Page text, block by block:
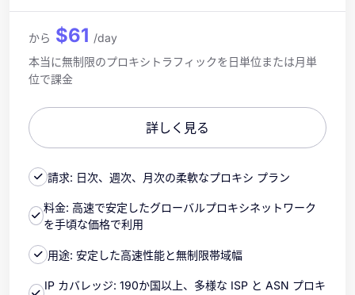
から $61 /day
本当に無制限のプロキシトラフィックを日単位または月単
位で課金
詳しく見る
請求: 日次、週次、月次の柔軟なプロキシ プラン
料金: 高速で安定したグローバルプロキシネットワーク
を手頃な価格で利用
用途: 安定した高速性能と無制限帯域幅
IP カバレッジ: 190か国以上、多様な ISP と ASN プロキ